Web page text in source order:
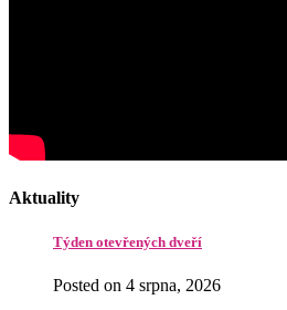
Aktuality
Týden otevřených dveří
Posted on 4 srpna, 2026